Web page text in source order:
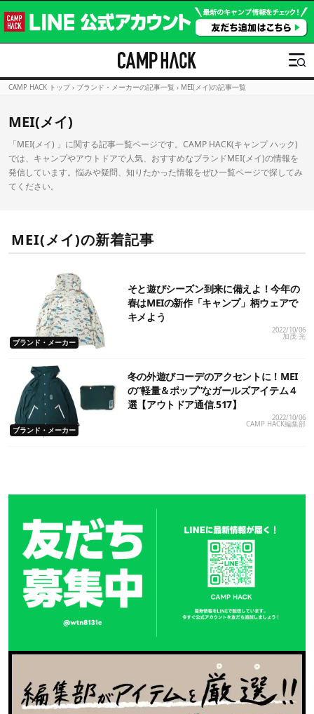
CAMP HACK トップ › ブランド・メーカーの記事一覧 › MEI(メイ)の記事一覧
MEI(メイ)
「MEI(メイ) 」に関する記事一覧ページです。CAMP HACK(キャンプ ハック)
では、キャンプやアウトドアで人気、おすすめなブランドMEI(メイ)の情報を
発信しています。悩みや疑問、知りたかった情報をぜひ一覧ページで探してみ
てください。
MEI(メイ)の新着記事
ブランド・メーカー
そと遊びシーズン到来に備えよ！今年の
春はMEIの新作「キャンプ」柄ウェアで
キメよう
2022/10/06
加茂 光
ブランド・メーカー
冬の外遊びコーデのアクセントに！MEI
の“軽量＆ポップ”なガールズアイテム４
選【アウトドア通信.517】
2022/10/06
CAMP HACK編集部